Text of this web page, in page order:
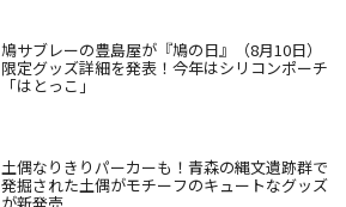
鳩サブレーの豊島屋が『鳩の日』（8月10日）
限定グッズ詳細を発表！今年はシリコンポーチ
「はとっこ」
土偶なりきりパーカーも！青森の縄文遺跡群で
発掘された土偶がモチーフのキュートなグッズ